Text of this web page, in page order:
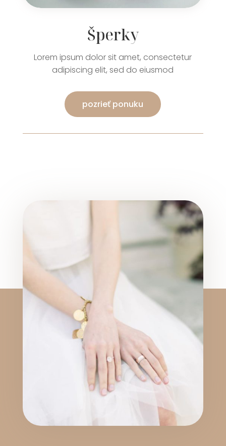
Šperky
Lorem ipsum dolor sit amet, consectetur
adipiscing elit, sed do eiusmod
pozrieť ponuku